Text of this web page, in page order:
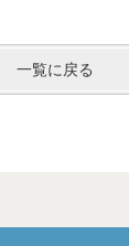
一覧に戻る